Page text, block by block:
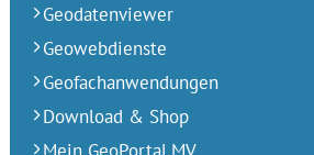
Geodatenviewer
Geowebdienste
Geofachanwendungen
Download & Shop